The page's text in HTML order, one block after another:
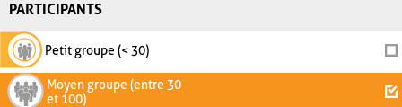
PARTICIPANTS
Petit groupe (< 30)
Moyen groupe (entre 30
et 100)